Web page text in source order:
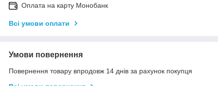
Оплата на карту Монобанк
Всі умови оплати
Умови повернення
Повернення товару впродовж 14 днів за рахунок покупця